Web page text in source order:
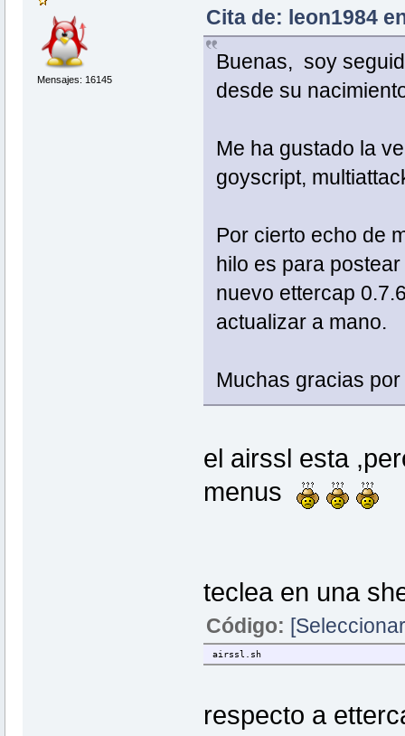
Mensajes: 16145
Cita de: leon1984
Buenas, soy
desde su
Me ha gustado la
goyscript,
Por cierto echo de
hilo es para
nuevo ettercap
actualizar a mano.
Muchas gracias
el airssl esta
menus
teclea en una
Código:
airssl.sh
respecto a